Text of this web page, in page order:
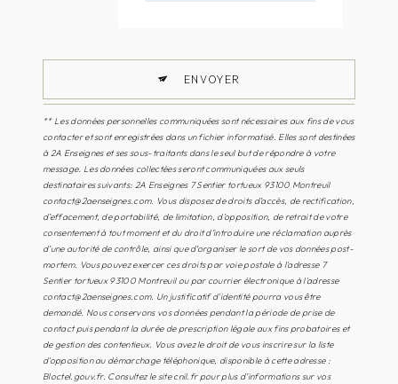
ENVOYER
** Les données personnelles communiquées sont nécessaires aux fins de vous
contacter et sont enregistrées dans un fichier informatisé. Elles sont destinées
à 2A Enseignes et ses sous-traitants dans le seul but de répondre à votre
message. Les données collectées seront communiquées aux seuls
destinataires suivants: 2A Enseignes 7 Sentier tortueux 93100 Montreuil
contact@2aenseignes.com. Vous disposez de droits d’accès, de rectification,
d’effacement, de portabilité, de limitation, d’opposition, de retrait de votre
consentement à tout moment et du droit d’introduire une réclamation auprès
d’une autorité de contrôle, ainsi que d’organiser le sort de vos données post-
mortem. Vous pouvez exercer ces droits par voie postale à l'adresse 7
Sentier tortueux 93100 Montreuil ou par courrier électronique à l'adresse
contact@2aenseignes.com. Un justificatif d'identité pourra vous être
demandé. Nous conservons vos données pendant la période de prise de
contact puis pendant la durée de prescription légale aux fins probatoires et
de gestion des contentieux. Vous avez le droit de vous inscrire sur la liste
d'opposition au démarchage téléphonique, disponible à cette adresse :
Bloctel.gouv.fr. Consultez le site cnil.fr pour plus d’informations sur vos